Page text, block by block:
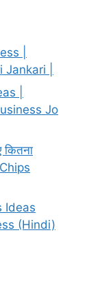
|
|
|
Jo
कितना
Ideas
(Hindi)